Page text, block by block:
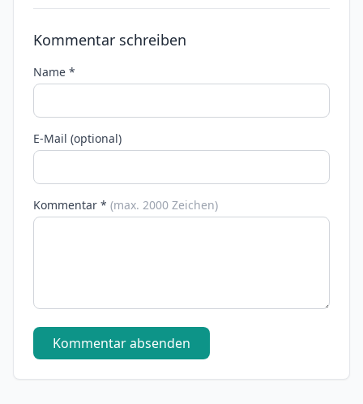
Kommentar schreiben
Name *
E-Mail (optional)
Kommentar * (max. 2000 Zeichen)
Kommentar absenden